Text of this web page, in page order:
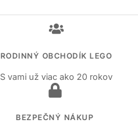
RODINNÝ OBCHODÍK LEGO
S vami už viac ako 20 rokov
BEZPEČNÝ NÁKUP